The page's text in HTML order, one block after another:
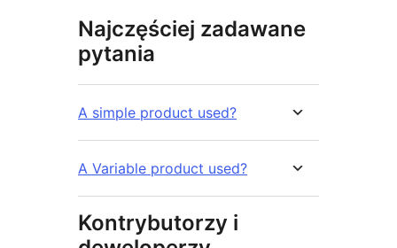
Najczęściej zadawane
pytania
A simple product used?
A Variable product used?
Kontrybutorzy i